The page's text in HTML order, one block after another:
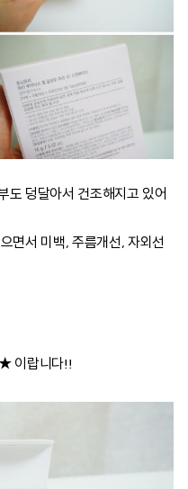
도 덩달아서 건조해지고 있어
면서 미백, 주름개선, 자외선
이랍니다!!